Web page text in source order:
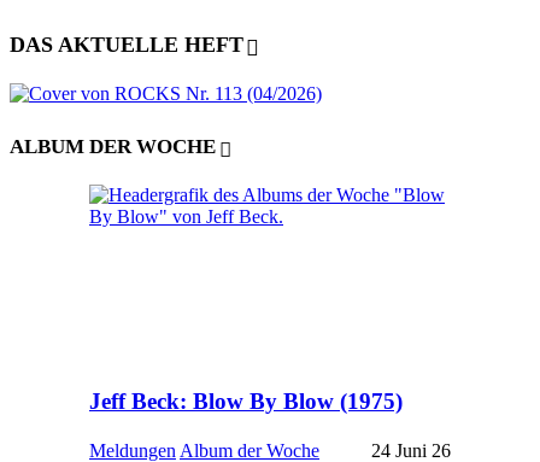
DAS AKTUELLE HEFT
ALBUM DER WOCHE
Jeff Beck: Blow By Blow (1975)
Meldungen Album der Woche 24 Juni 26